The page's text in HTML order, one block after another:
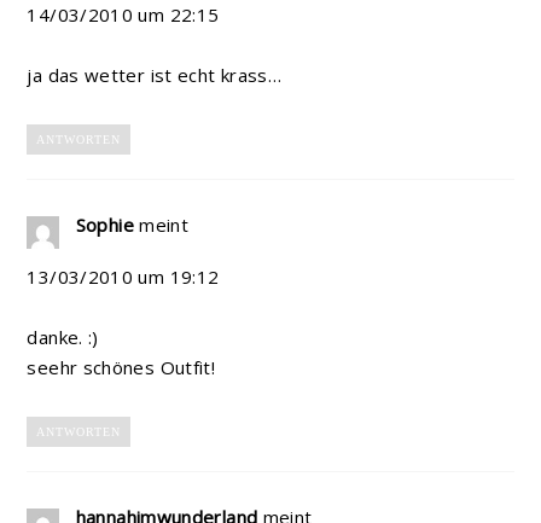
14/03/2010 um 22:15
ja das wetter ist echt krass…
ANTWORTEN
Sophie meint
13/03/2010 um 19:12
danke. :)
seehr schönes Outfit!
ANTWORTEN
hannahimwunderland meint